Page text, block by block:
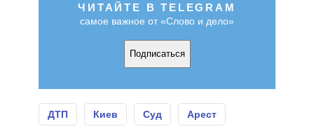
ЧИТАЙТЕ В TELEGRAM
самое важное от «Слово и дело»
Подписаться
ДТП Киев Суд Арест